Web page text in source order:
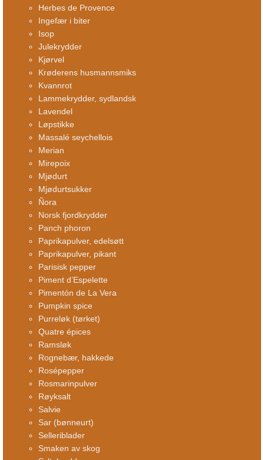
Herbes de Provence
Ingefær i biter
Isop
Julekrydder
Kjørvel
Krøderens husmannsmiks
Kvannrot
Lammekrydder, sydlandsk
Lavendel
Løpstikke
Massalé seychellois
Merian
Mirepoix
Mjødurt
Mjødurtsukker
Ñora
Norsk fjordkrydder
Panch phoron
Paprikapulver, edelsøtt
Paprikapulver, pikant
Parisisk pepper
Piment d’Espelette
Pimentón de La Vera
Pumpkin spice
Purreløk (tørket)
Quatre épices
Ramsløk
Rognebær, hakkede
Rosépepper
Rosmarinpulver
Røyksalt
Salvie
Sar (bønneurt)
Selleriblader
Smaken av skog